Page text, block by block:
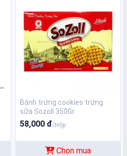
Bánh trứng cookies trứng
sữa Sozoll 350Gr
58,000 đ/Hộp
Chọn mua